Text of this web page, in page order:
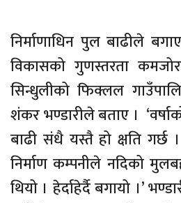
निर्माणाधिन पुल बाढीले
विकासको गुणस्तरता
सिन्धुलीको फिक्लल
शंकर भण्डारीले बताए ।
बाढी संधै यस्तै हो क्षति गर्छ ।
निर्माण कम्पनीले नदिको
थियो । हेर्दाहेर्दै बगायो ।’